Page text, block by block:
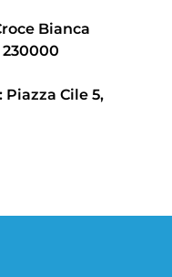
Bianca
230000
Cile 5,